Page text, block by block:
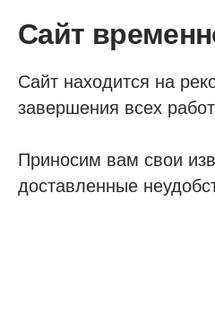
Сайт
Сайт находится на
завершения всех
Приносим вам свои
доставленные